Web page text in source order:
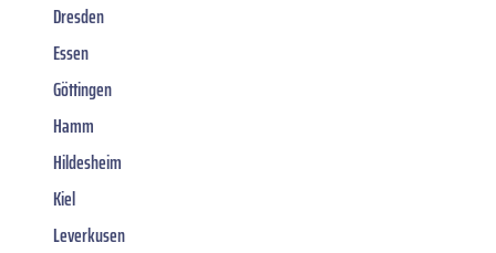
Dresden
Essen
Göttingen
Hamm
Hildesheim
Kiel
Leverkusen